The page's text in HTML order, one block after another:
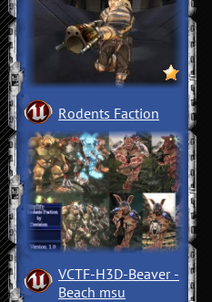
Rodents Faction
VCTF-H3D-Beaver ­
Beach msu